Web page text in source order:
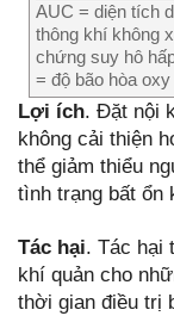
AUC = diện tích
thông khí không
chứng suy hô
= độ bão hòa
Lợi ích. Đặt nội
không cải thiện
thể giảm thiểu
tình trạng bất ổn
Tác hại. Tác hại
khí quản cho
thời gian điều trị